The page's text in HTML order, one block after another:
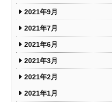
2021年9月
2021年7月
2021年6月
2021年3月
2021年2月
2021年1月